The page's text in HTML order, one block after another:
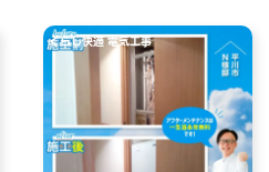
くらし快適 電気工事